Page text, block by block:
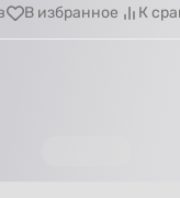
В избранное К